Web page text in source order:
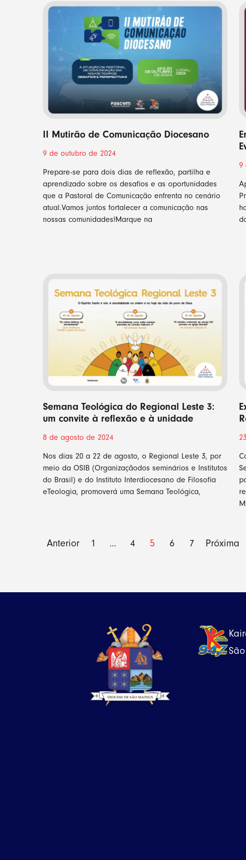
II Mutirão de Comunicação Diocesano
9 de outubro de 2024
Prepare-se para dois dias de reflexão, partilha e
aprendizado sobre os desafios e as oportunidades
que a Pastoral de Comunicação enfrenta no cenário
atual.Vamos juntos fortalecer a comunicação nas
nossas comunidades!Marque na
9
Semana Teológica do Regional Leste 3:
um convite à reflexão e à unidade
8 de agosto de 2024
Nos dias 20 a 22 de agosto, o Regional Leste 3, por
meio da OSIB (Organizaçãodos seminários e Institutos
do Brasil) e do Instituto Interdiocesano de Filosofia
eTeologia, promoverá uma Semana Teológica,
Anterior 1 … 4 5 6 7 Próxima